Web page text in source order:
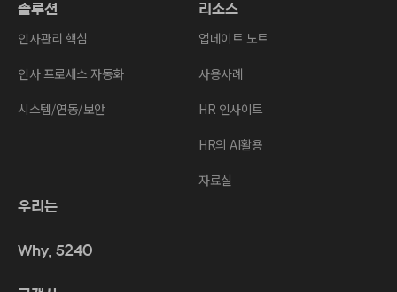
솔루션
인사관리 핵심
인사 프로세스 자동화
시스템/연동/보안
리소스
업데이트 노트
사용사례
HR 인사이트
HR의 AI활용
자료실
우리는
Why, 5240